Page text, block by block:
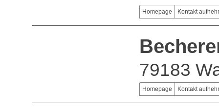
Homepage Kontakt
79183
Homepage Kontakt